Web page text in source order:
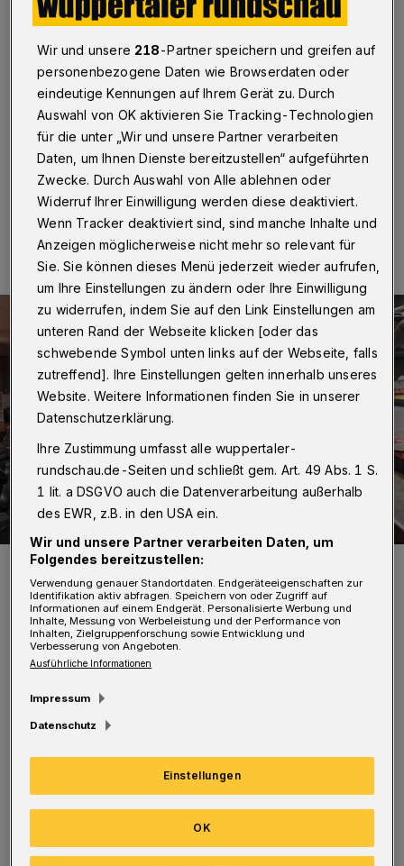
Wuppertal·Der NRW-Landesverband des
Kinderschutzbundes mit Sitz in Wuppertal hat eine
Spende in Höhe von 5.300 Euro von der Cool Runners
GmbH aus Gevelsberg erhalten. Damit werden die
Hilfsangebote im „Café Kiew im Kinderschutzbund“
unterstützt.
Eine Minute Lesezeit
Krista Körbes (Landesgeschäftsführerin des Kinderschutzbundes in
GmbH) bei der Spendenübergabe.
Foto: Kinderschutzbund
„Diese Spende hilft uns, Geflüchteten aus der
Ukraine eine Anlaufstelle vor Ort zu bieten und
sie zu unterstützen“, so Krista Körbes
(Geschäftsführerin des Kinderschutzbundes in
Nordrhein-Westfalen).
Wir und unsere 218-Partner speichern und greifen auf
personenbezogene Daten wie Browserdaten oder
eindeutige Kennungen auf Ihrem Gerät zu. Durch
Auswahl von OK aktivieren Sie Tracking-Technologien
für die unter „Wir und unsere Partner verarbeiten
Daten, um Ihnen Dienste bereitzustellen“ aufgeführten
Zwecke. Durch Auswahl von Alle ablehnen oder
Widerruf Ihrer Einwilligung werden diese deaktiviert.
Wenn Tracker deaktiviert sind, sind manche Inhalte und
Anzeigen möglicherweise nicht mehr so relevant für
Sie. Sie können dieses Menü jederzeit wieder aufrufen,
um Ihre Einstellungen zu ändern oder Ihre Einwilligung
zu widerrufen, indem Sie auf den Link Einstellungen am
unteren Rand der Webseite klicken [oder das
schwebende Symbol unten links auf der Webseite, falls
zutreffend]. Ihre Einstellungen gelten innerhalb unseres
Website. Weitere Informationen finden Sie in unserer
Datenschutzerklärung.
Ihre Zustimmung umfasst alle wuppertaler-
rundschau.de-Seiten und schließt gem. Art. 49 Abs. 1 S.
1 lit. a DSGVO auch die Datenverarbeitung außerhalb
des EWR, z.B. in den USA ein.
Wir und unsere Partner verarbeiten Daten, um
Folgendes bereitzustellen:
Verwendung genauer Standortdaten. Endgeräteeigenschaften zur
Identifikation aktiv abfragen. Speichern von oder Zugriff auf
Informationen auf einem Endgerät. Personalisierte Werbung und
Inhalte, Messung von Werbeleistung und der Performance von
Inhalten, Zielgruppenforschung sowie Entwicklung und
Verbesserung von Angeboten.
Ausführliche Informationen
Impressum
Datenschutz
Einstellungen
OK